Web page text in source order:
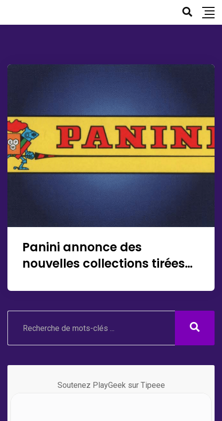
Panini annonce des
nouvelles collections tirées
Piece !
Soutenez PlayGeek sur Tipeee